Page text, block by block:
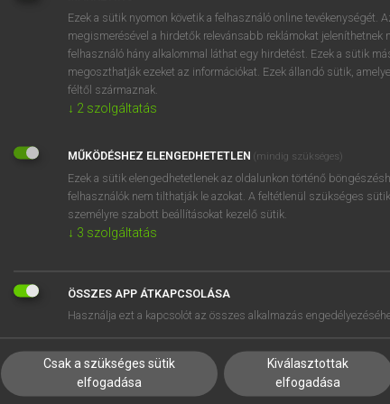
BELÉPÉS
EGYÉNI FELHASZNÁLÓKNAK
TANULÓKNAK
VÁLLALATI MEGOLDÁSOK
SÚGÓ
RÓLUNK
SÜTI BEÁLLÍTÁSOK
Ezek a sütik nyomon követik a felhasználó online tevékenységét.
megismerésével a hirdetők relevánsabb reklámokat jeleníthetnek
felhasználó hány alkalommal láthat egy hirdetést. Ezek a sütik
megoszthatják ezeket az információkat. Ezek állandó sütik,
féltől származnak.
↓ 2 szolgáltatás
MŰKÖDÉSHEZ ELENGEDHETETLEN (mindig szükséges)
Ezek a sütik elengedhetetlenek az oldalunkon történő
felhasználók nem tilthatják le azokat. A feltétlenül szükséges
személyre szabott beállításokat kezelő sütik.
↓ 3 szolgáltatás
ÖSSZES APP ÁTKAPCSOLÁSA
Használja ezt a kapcsolót az összes alkalmazás
Csak a szükséges sütik
elfogadása
Kiválasztottak
elfogadása